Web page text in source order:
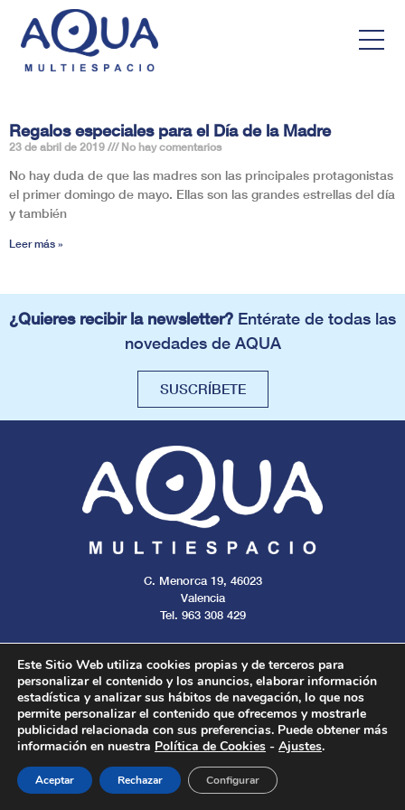
Regalos especiales para el Día de la Madre
23 de abril de 2019 No hay comentarios
No hay duda de que las madres son las principales protagonistas
el primer domingo de mayo. Ellas son las grandes estrellas del día
y también
Leer más »
¿Quieres recibir la newsletter? Entérate de todas las
novedades de AQUA
SUSCRÍBETE
C. Menorca 19, 46023
Valencia
Tel. 963 308 429
Todos los derechos reservados. 2024.
Aviso legal Cookies Privacidad
Este Sitio Web utiliza cookies propias y de terceros para
personalizar el contenido y los anuncios, elaborar información
estadística y analizar sus hábitos de navegación, lo que nos
permite personalizar el contenido que ofrecemos y mostrarle
publicidad relacionada con sus preferencias. Puede obtener más
información en nuestra Política de Cookies - Ajustes.
Aceptar Rechazar Configurar